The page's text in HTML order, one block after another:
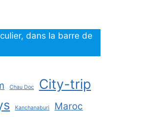
dans la barre de
Chau Doc City-trip
Kanchanaburi Maroc